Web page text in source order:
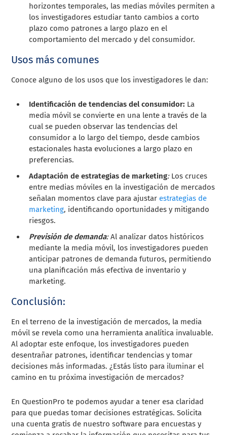
horizontes temporales, las medias móviles permiten a
los investigadores estudiar tanto cambios a corto
plazo como patrones a largo plazo en el
comportamiento del mercado y del consumidor.
Usos más comunes
Conoce alguno de los usos que los investigadores le dan:
Identificación de tendencias del consumidor: La
media móvil se convierte en una lente a través de la
cual se pueden observar las tendencias del
consumidor a lo largo del tiempo, desde cambios
estacionales hasta evoluciones a largo plazo en
preferencias.
Adaptación de estrategias de marketing:Los cruces
entre medias móviles en la investigación de mercados
señalan momentos clave para ajustar estrategias de
marketing, identificando oportunidades y mitigando
riesgos.
Previsión de demanda:Al analizar datos históricos
mediante la media móvil, los investigadores pueden
anticipar patrones de demanda futuros, permitiendo
una planificación más efectiva de inventario y
marketing.
Conclusión:
En el terreno de la investigación de mercados, la media
móvil se revela como una herramienta analítica invaluable.
Al adoptar este enfoque, los investigadores pueden
desentrañar patrones, identificar tendencias y tomar
decisiones más informadas. ¿Estás listo para iluminar el
camino en tu próxima investigación de mercados?
En QuestionPro te podemos ayudar a tener esa claridad
para que puedas tomar decisiones estratégicas. Solicita
una cuenta gratis de nuestro software para encuestas y